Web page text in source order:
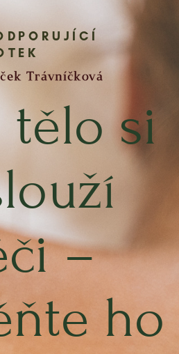
tělo si
–
ho
Trávníčková